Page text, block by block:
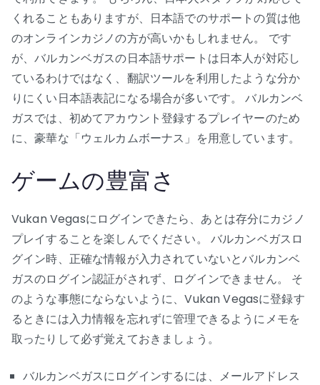
くれることもありますが、日本語でのサポートの質は他
のオンラインカジノの方が高いかもしれません。 です
が、バルカンベガスの日本語サポートは日本人が対応し
ているわけではなく、翻訳ツールを利用したような分か
りにくい日本語表記になる場合が多いです。 バルカンベ
ガスでは、初めてアカウント登録するプレイヤーのため
に、豪華な「ウェルカムボーナス」を用意しています。
ゲームの豊富さ
Vukan Vegasにログインできたら、あとは存分にカジノ
プレイすることを楽しんでください。 バルカンベガスロ
グイン時、正確な情報が入力されていないとバルカンベ
ガスのログイン認証がされず、ログインできません。 そ
のような事態にならないように、Vukan Vegasに登録す
るときには入力情報を忘れずに管理できるようにメモを
取ったりして必ず覚えておきましょう。
バルカンベガスにログインするには、メールアドレス